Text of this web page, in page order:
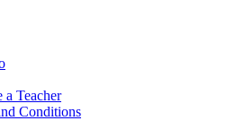
a Teacher
Conditions